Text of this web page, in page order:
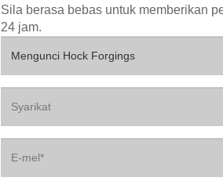
Sila berasa bebas untuk memberikan
24 jam.